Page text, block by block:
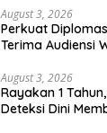
August 3, 2026
Perkuat
Terima Audiensi
August 3, 2026
Rayakan 1
Deteksi Dini